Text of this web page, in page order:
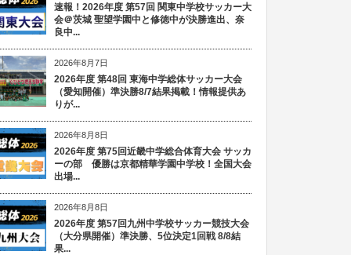
速報！2026年度 第57回 関東中学校サッカー大
会＠茨城 聖望学園中と修徳中が決勝進出、奈
良中...
2026年8月7日
2026年度 第48回 東海中学総体サッカー大会
（愛知開催）準決勝8/7結果掲載！情報提供あ
りが...
2026年8月8日
2026年度 第75回近畿中学総合体育大会 サッカ
ーの部 優勝は京都精華学園中学校！全国大会
出場...
2026年8月8日
2026年度 第57回九州中学校サッカー競技大会
（大分県開催）準決勝、5位決定1回戦 8/8結
果...